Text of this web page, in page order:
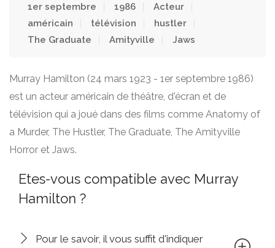
1er septembre
1986
Acteur
américain
télévision
hustler
The Graduate
Amityville Jaws
Murray Hamilton (24 mars 1923 - 1er septembre 1986)
est un acteur américain de théâtre, d'écran et de
télévision qui a joué dans des films comme Anatomy of
a Murder, The Hustler, The Graduate, The Amityville
Horror et Jaws.
Etes-vous compatible avec Murray
Hamilton ?
Pour le savoir, il vous suffit d'indiquer